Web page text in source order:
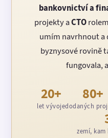
bankovnictví a
projekty aCTO
umím navrhnout a
byznysové rovině
fungovala,
20+
let vývoje
80+
dodaných
zemí,